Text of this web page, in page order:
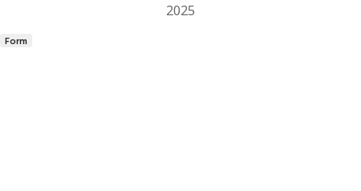
2025
Form